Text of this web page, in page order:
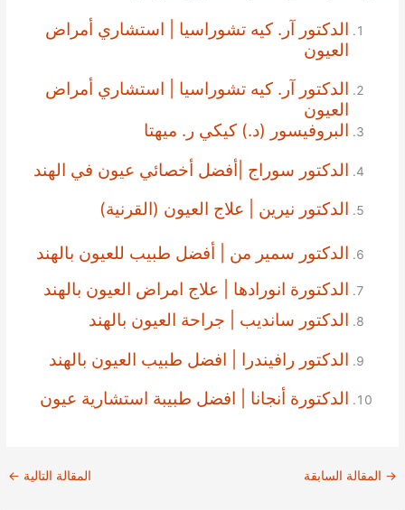
الدكتور آر. كيه تشوراسيا | استشاري أمراض
العيون
الدكتور آر. كيه تشوراسيا | استشاري أمراض
العيون
البروفيسور (د.) كيكي ر. ميهتا
الدكتور سوراج | أفضل أخصائي عيون في الهند
الدكتور نيرين | علاج العيون (القرنية)
الدكتور سمير من | أفضل طبيب للعيون بالهند
الدكتورة انورادها | علاج امراض العيون بالهند
الدكتور سانديب | جراحة العيون بالهند
الدكتور رافيندرا | افضل طبيب العيون بالهند
الدكتورة أنجانا | افضل طبيبة استشارية عيون
→ المقالة السابقة المقالة التالية ←